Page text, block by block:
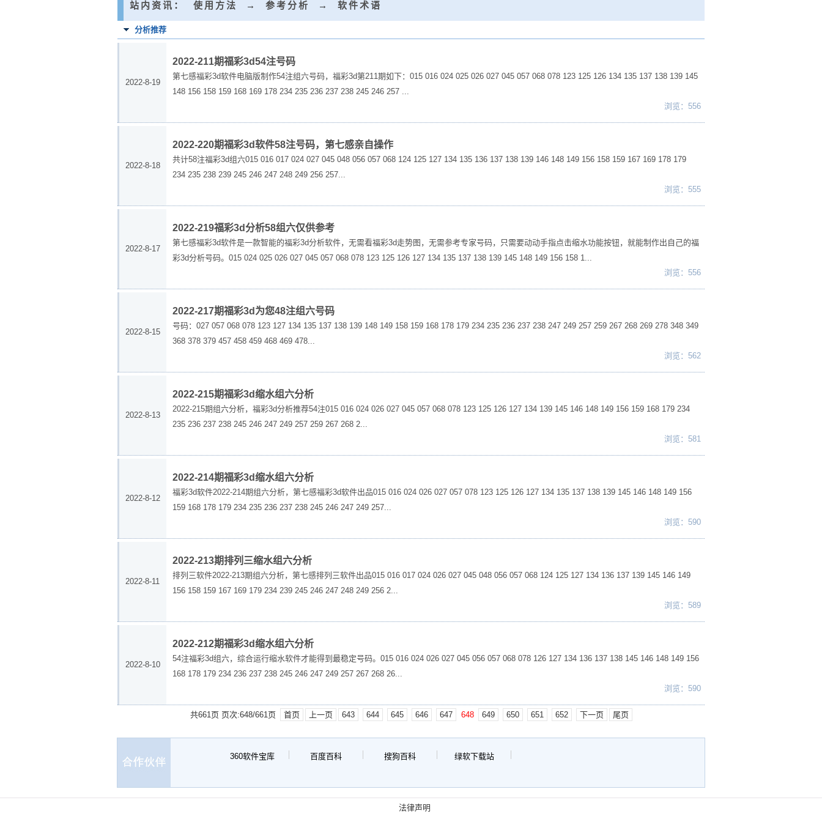
站内资讯 ： 使用方法 → 参考分析 → 软件术语
分析推荐
2022-8-19
2022-211期福彩3d54注号码
第七感福彩3d软件电脑版制作54注组六号码，福彩3d第211期如下：015 016 024 025 026 027 045 057 068 078 123 125 126 134 135 137 138 139 145
148 156 158 159 168 169 178 234 235 236 237 238 245 246 257 ...
浏览：556
2022-8-18
2022-220期福彩3d软件58注号码，第七感亲自操作
共计58注福彩3d组六015 016 017 024 027 045 048 056 057 068 124 125 127 134 135 136 137 138 139 146 148 149 156 158 159 167 169 178 179
234 235 238 239 245 246 247 248 249 256 257...
浏览：555
2022-8-17
2022-219福彩3d分析58组六仅供参考
第七感福彩3d软件是一款智能的福彩3d分析软件，无需看福彩3d走势图，无需参考专家号码，只需要动动手指点击缩水功能按钮，就能制作出自己的福
彩3d分析号码。015 024 025 026 027 045 057 068 078 123 125 126 127 134 135 137 138 139 145 148 149 156 158 1...
浏览：556
2022-8-15
2022-217期福彩3d为您48注组六号码
号码：027 057 068 078 123 127 134 135 137 138 139 148 149 158 159 168 178 179 234 235 236 237 238 247 249 257 259 267 268 269 278 348 349
368 378 379 457 458 459 468 469 478...
浏览：562
2022-8-13
2022-215期福彩3d缩水组六分析
2022-215期组六分析，福彩3d分析推荐54注015 016 024 026 027 045 057 068 078 123 125 126 127 134 139 145 146 148 149 156 159 168 179 234
235 236 237 238 245 246 247 249 257 259 267 268 2...
浏览：581
2022-8-12
2022-214期福彩3d缩水组六分析
福彩3d软件2022-214期组六分析，第七感福彩3d软件出品015 016 024 026 027 057 078 123 125 126 127 134 135 137 138 139 145 146 148 149 156
159 168 178 179 234 235 236 237 238 245 246 247 249 257...
浏览：590
2022-8-11
2022-213期排列三缩水组六分析
排列三软件2022-213期组六分析，第七感排列三软件出品015 016 017 024 026 027 045 048 056 057 068 124 125 127 134 136 137 139 145 146 149
156 158 159 167 169 179 234 239 245 246 247 248 249 256 2...
浏览：589
2022-8-10
2022-212期福彩3d缩水组六分析
54注福彩3d组六，综合运行缩水软件才能得到最稳定号码。015 016 024 026 027 045 056 057 068 078 126 127 134 136 137 138 145 146 148 149 156
168 178 179 234 236 237 238 245 246 247 249 257 267 268 26...
浏览：590
共661页 页次:648/661页 首页 上一页 643 644 645 646 647 648 649 650 651 652 下一页 尾页
360软件宝库 百度百科 搜狗百科 绿软下载站
法律声明